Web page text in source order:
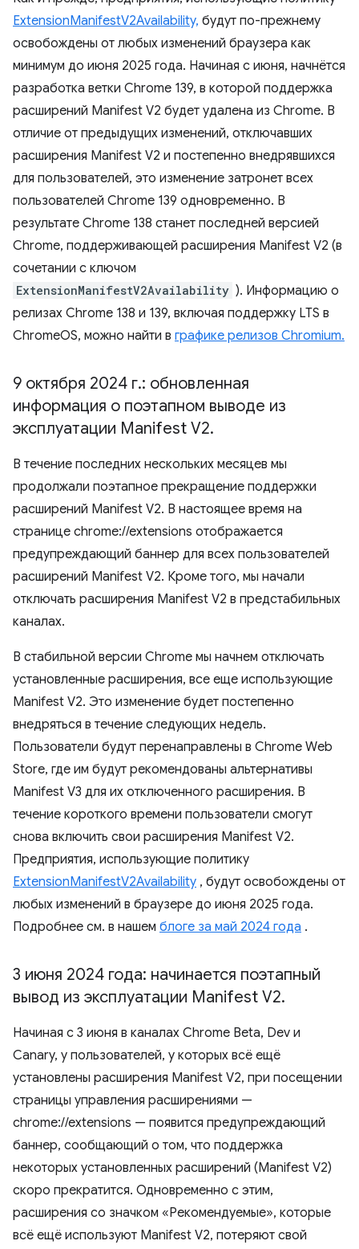
ExtensionManifestV2Availability, будут по-прежнему
освобождены от любых изменений браузера как
минимум до июня 2025 года. Начиная с июня, начнётся
разработка ветки Chrome 139, в которой поддержка
расширений Manifest V2 будет удалена из Chrome. В
отличие от предыдущих изменений, отключавших
расширения Manifest V2 и постепенно внедрявшихся
для пользователей, это изменение затронет всех
пользователей Chrome 139 одновременно. В
результате Chrome 138 станет последней версией
Chrome, поддерживающей расширения Manifest V2 (в
сочетании с ключом
ExtensionManifestV2Availability ). Информацию о
релизах Chrome 138 и 139, включая поддержку LTS в
ChromeOS, можно найти в графике релизов Chromium.
9 октября 2024 г.: обновленная
информация о поэтапном выводе из
эксплуатации Manifest V2.
В течение последних нескольких месяцев мы
продолжали поэтапное прекращение поддержки
расширений Manifest V2. В настоящее время на
странице chrome://extensions отображается
предупреждающий баннер для всех пользователей
расширений Manifest V2. Кроме того, мы начали
отключать расширения Manifest V2 в предстабильных
каналах.
В стабильной версии Chrome мы начнем отключать
установленные расширения, все еще использующие
Manifest V2. Это изменение будет постепенно
внедряться в течение следующих недель.
Пользователи будут перенаправлены в Chrome Web
Store, где им будут рекомендованы альтернативы
Manifest V3 для их отключенного расширения. В
течение короткого времени пользователи смогут
снова включить свои расширения Manifest V2.
Предприятия, использующие политику
ExtensionManifestV2Availability , будут освобождены от
любых изменений в браузере до июня 2025 года.
Подробнее см. в нашем блоге за май 2024 года .
3 июня 2024 года: начинается поэтапный
вывод из эксплуатации Manifest V2.
Начиная с 3 июня в каналах Chrome Beta, Dev и
Canary, у пользователей, у которых всё ещё
установлены расширения Manifest V2, при посещении
страницы управления расширениями —
chrome://extensions — появится предупреждающий
баннер, сообщающий о том, что поддержка
некоторых установленных расширений (Manifest V2)
скоро прекратится. Одновременно с этим,
расширения со значком «Рекомендуемые», которые
всё ещё используют Manifest V2, потеряют свой